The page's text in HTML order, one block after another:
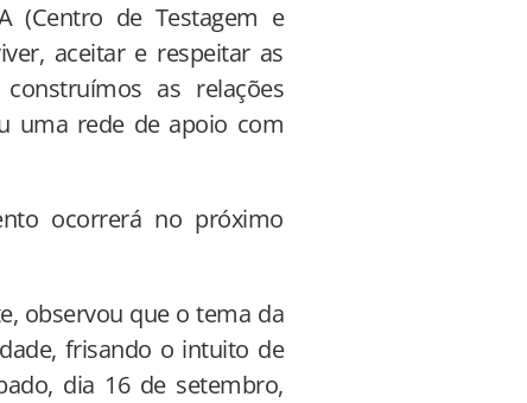
(Centro de Testagem e
aceitar e respeitar as
as relações
uma rede de apoio com
ocorrerá no próximo
observou que o tema da
frisando o intuito de
dia 16 de setembro,